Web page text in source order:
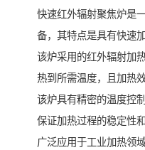
快速红外辐射聚焦炉是
备，其特点是具有快速
该炉采用的红外辐射加
热到所需温度，且加热
该炉具有精密的温度控
保证加热过程的稳定性
广泛应用于工业加热领